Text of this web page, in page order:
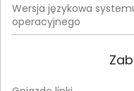
Wersja językowa
operacyjnego